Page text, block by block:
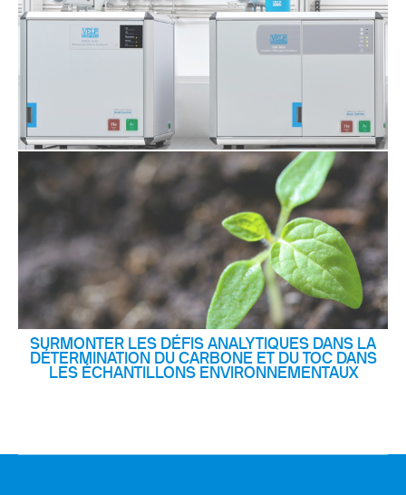
SURMONTER LES DÉFIS ANALYTIQUES DANS LA
DÉTERMINATION DU CARBONE ET DU TOC DANS
LES ÉCHANTILLONS ENVIRONNEMENTAUX